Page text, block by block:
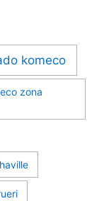
komeco
zona